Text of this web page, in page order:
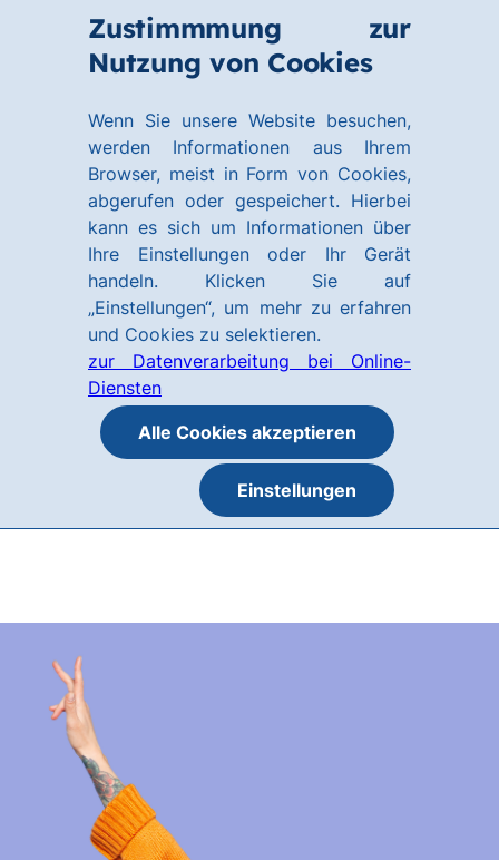
Zustimmmung zur
Nutzung von Cookies
Wenn Sie unsere Website besuchen,
werden Informationen aus Ihrem
Browser, meist in Form von Cookies,
abgerufen oder gespeichert. Hierbei
kann es sich um Informationen über
Ihre Einstellungen oder Ihr Gerät
handeln. Klicken Sie auf
„Einstellungen“, um mehr zu erfahren
und Cookies zu selektieren.
zur Datenverarbeitung bei Online-
Diensten
Alle Cookies akzeptieren
Einstellungen
Hauptinhalt